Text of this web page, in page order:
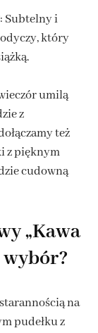
Subtelny i
który
umilą
z
też
z pięknym
cudowną
„Kawa
na
pudełku z